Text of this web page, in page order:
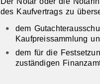
des Kaufvertrags zu
dem
Kaufpreissammlung
dem für die
zuständigen